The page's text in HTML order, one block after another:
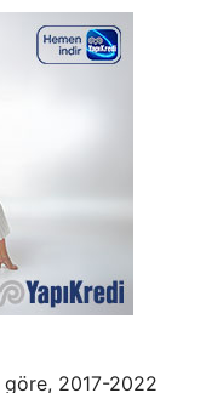
göre, 2017-2022